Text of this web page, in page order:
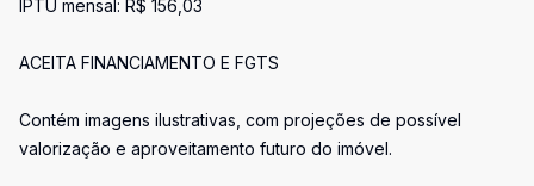
IPTU mensal: R$ 156,03
ACEITA FINANCIAMENTO E FGTS
Contém imagens ilustrativas, com projeções de possível
valorização e aproveitamento futuro do imóvel.